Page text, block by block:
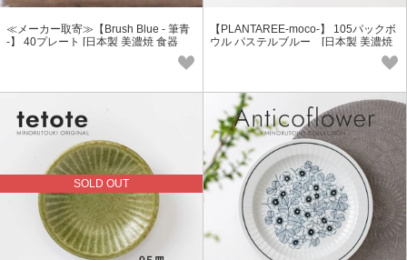
≪メーカー取寄≫【Brush Blue - 筆青
-】 40プレート [日本製 美濃焼 食器
【PLANTAREE-moco-】 105パックボ
ウル パステルブルー [日本製 美濃焼
SOLD OUT